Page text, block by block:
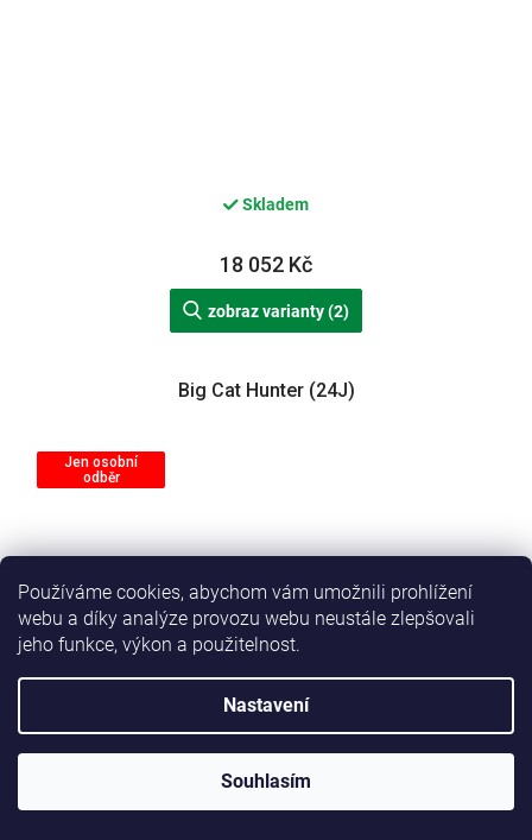
Používáme cookies, abychom vám umožnili prohlížení
webu a díky analýze provozu webu neustále zlepšovali
jeho funkce, výkon a použitelnost.
Nastavení
Souhlasím
Skladem
18 052 Kč
zobraz varianty (2)
Jen osobní
odběr
Big Cat Hunter (24J)